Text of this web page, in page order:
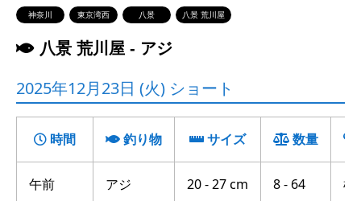
神奈川 東京湾西 八景 八景 荒川屋
八景 荒川屋 ‐ アジ
2025年12月23日 (火) ショート
時間 釣り物 サイズ 数量
午前 アジ 20 - 27 cm 8 - 64 横